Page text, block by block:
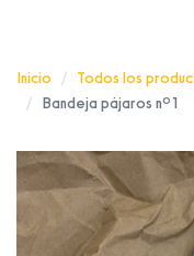
Inicio Todos los
Bandeja pájaros nº1